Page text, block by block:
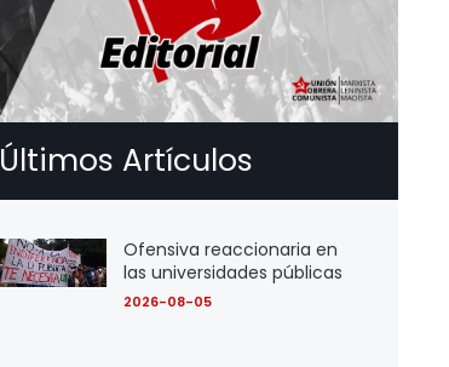
Últimos Artículos
Ofensiva reaccionaria en
las universidades públicas
2026-08-05